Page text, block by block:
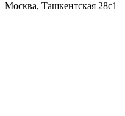
Москва, Ташкентская 28с1